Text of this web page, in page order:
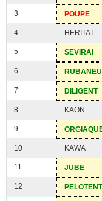
3 POUPE
4 HERITAT
5 SEVIRAI
6
7 DILIGENT
8 KAON
9
10 KAWA
11 JUBE
12 PELOTENT